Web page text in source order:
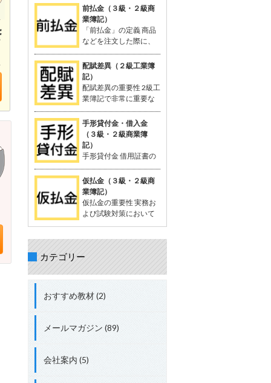
後日精算されるもの。 よく関連語句と
して「給料」がセットで出てくる。 立
替金の概念 例：従業員の個人的な支出
や取引先の負担すべき広告費などを、
一時的に立て替えて支払う。 支払った
金額は「将来返してもらう予定のお
金」として資産に計上される。 立替金
は「立替金の請求権」として扱われ、
資産勘定に計上。 簿記の問題での立替
金 給与支給時に従業員に対する立替金
を相殺する処理が出題されることがあ
る。 立替金の処理について理解してお
くことが重要。 具体的な取引例 例：従
業員の頼みで、個人的な支出65,000円
を立て替え、現金で支払う。 仕訳： 借
方：立替金 65,000円 貸方：現金
前払金（３級・２級商
業簿記）
「前払金」の定義 商品
などを注文した際に、
品物を受け取る前に支
払った手付金や内金のこと。 支払いに
関連する勘定科目として「前払金」が
使用される。 関連する用語：商品の仕
入れなど。 「前払金」の概念 契約や注
文が成立した際、手付金を支払うこと
が一般的。 支払った時点では品物の受
け取りが確定していないため、「一時
的に相手に預けているお金」として扱
う。 支払った金額は資産勘定に計上さ
れ、将来的に商品を受け取る権利を持
つと考えられる。 「前払金」の特性 仕
入れや費用として確定しているわけで
はない。 目的の品物が手に入らなけれ
ば、支払った金額を返金してもらうこ
ともある。 「前渡金」という用語も同
義で使用されることがある。 取引例
配賦差異（２級工業簿
記）
配賦差異の重要性 2級工
業簿記で非常に重要な
概念。 製造間接費を予
定配賦や標準原価計算で計算する際に
生じる差異。 試験対策として配賦差異
の理解は必須。 配賦差異の定義 配賦差
異は、製造間接費の予定配賦額（正常
配賦額）と実際発生額との差額。 この
差異の把握は、原価管理やコスト管理
において重要。 関連用語 「実際配
賦」、「予定配賦率」、「製造間接
費」、「部門費」など。 配賦差異には
「予算差異」と「操業度差異」の2種
類がある。 配賦差異の計算方法 予定
（正常）配賦額 = 予定（正常）配賦率
× 実際操業度。 実際発生額との差額が
配賦差異。 差異の処理方法 実際発生額
が予定額を上回る場合、追加コストと
して借方差異（不利差異）。 実際発生
額が予定額を下回る場合、コスト節約
手形貸付金・借入金
（３級・２級商業簿
記）
手形貸付金 借用証書の
代わりに約束手形を使
って行われる貸付債権。 資産に分類さ
れる。 手形を使わない場合は、「貸付
金」 手形借入金 借用証書の代わりに約
束手形を使って行われる借入債務。 負
債に分類される。 手形を使わない場合
れる場合：「手形借入金」 具体例 200
座預金に入金された場合： 借方：当座
+ 2,000,000円 総勘定元帳への転記 資
産：「当座預金 + 2,000,000円」 負
仮払金（３級・２級商
業簿記）
仮払金の重要性 実務お
よび試験対策において
重要な科目。 簿記3級以
類 資産勘定に分類される。 実際の支出
る。 仮払金の定義 支出金額や内容が確
定していない場合に一時的に支払う際
に使用する勘定科目。 支出内容が確定
した時点で精算処理を行い、仮払金は
解消される。 短期間で精算されること
が前提。 関連する勘定科目 現金や仮受
使用例 例: 出張費が確定しない場合、
社員に2,000円を仮払金として渡し、
カテゴリー
おすすめ教材 (2)
メールマガジン (89)
会社案内 (5)